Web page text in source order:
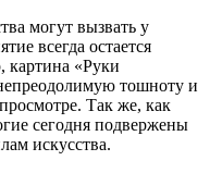
могут вызвать у
всегда остается
картина «Руки
тошноту и
Так же, как
сегодня подвержены
искусства.